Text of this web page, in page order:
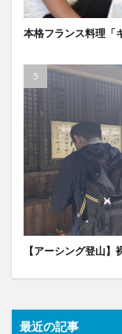
本格フランス料理「
【アーシング登山
最近の記事